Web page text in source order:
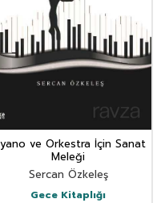
ve Orkestra İçin Sanat
Meleği
Sercan Özkeleş
Gece Kitaplığı